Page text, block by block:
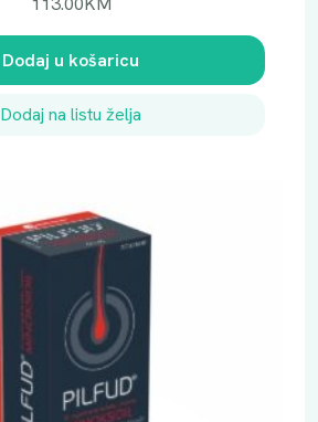
Dodaj u košaricu
Dodaj na listu želja